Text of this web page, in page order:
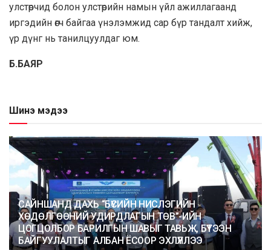
улстөрчид болон улстөрийн намын үйл ажиллагаанд
иргэдийн өгч байгаа үнэлэмжид сар бүр тандалт хийж,
үр дүнг нь танилцуулдаг юм.
Б.БАЯР
Шинэ мэдээ
САЙНШАНД ДАХЬ “БҮСИЙН НИСЛЭГИЙН
ХӨДӨЛГӨӨНИЙ УДИРДЛАГЫН ТӨВ”-ИЙН
ЦОГЦОЛБОР БАРИЛГЫН ШАВЫГ ТАВЬЖ, БҮТЭЭН
БАЙГУУЛАЛТЫГ АЛБАН ЁСООР ЭХЛҮҮЛЛЭЭ